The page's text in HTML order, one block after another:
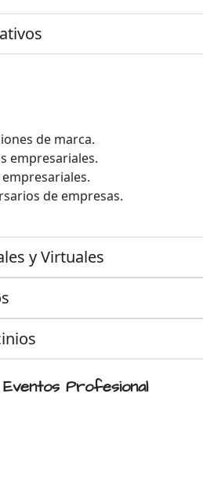
de marca.
empresariales.
de empresas.
y Virtuales
Profesional